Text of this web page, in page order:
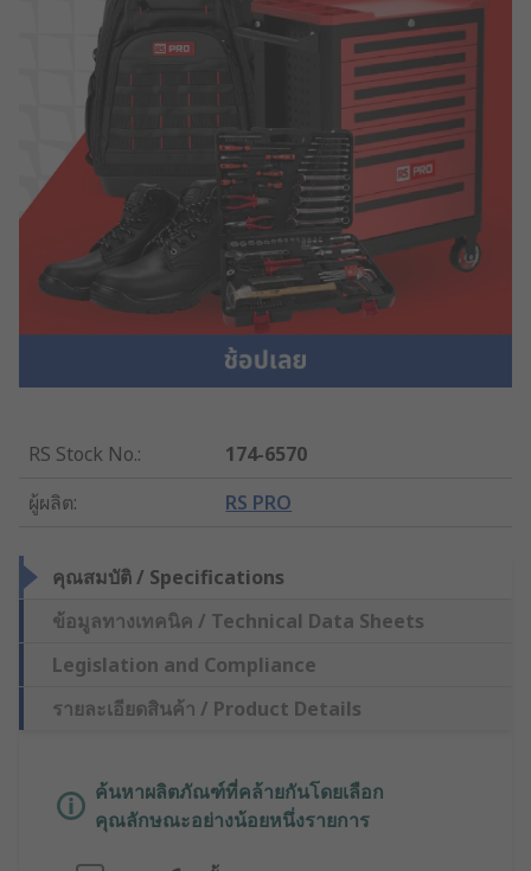
RS Stock No.:
174-6570
ผู้ผลิต: RS PRO
คุณสมบัติ / Specifications
ข้อมูลทางเทคนิค / Technical Data Sheets
Legislation and Compliance
รายละเอียดสินค้า / Product Details
ค้นหาผลิตภัณฑ์ที่คล้ายกันโดยเลือก
คุณลักษณะอย่างน้อยหนึ่งรายการ